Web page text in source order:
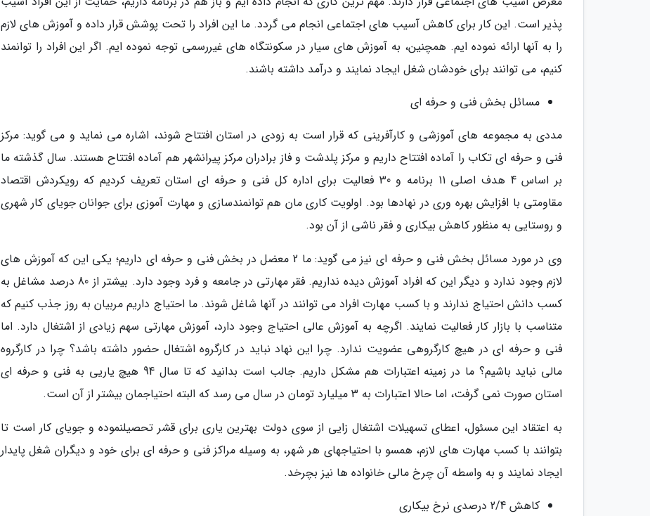
پذیر است. این کار برای کاهش آسیب های اجتماعی انجام می گردد. ما این افراد را تحت پوشش قرار داده و آموزش های لازم
را به آنها ارائه نموده ایم. همچنین، به آموزش های سیار در سکونتگاه های غیررسمی توجه نموده ایم. اگر این افراد را توانمند
کنیم، می توانند برای خودشان شغل ایجاد نمایند و درآمد داشته باشند.
مسائل بخش فنی و حرفه ای
مددی به مجموعه های آموزشی و کارآفرینی که قرار است به زودی در استان افتتاح شوند، اشاره می نماید و می گوید: مرکز
فنی و حرفه ای تکاب را آماده افتتاح داریم و مرکز پلدشت و فاز برادران مرکز پیرانشهر هم آماده افتتاح هستند. سال گذشته ما
بر اساس 4 هدف اصلی 11 برنامه و 30 فعالیت برای اداره کل فنی و حرفه ای استان تعریف کردیم که رویکردش اقتصاد
مقاومتی با افزایش بهره وری در نهادها بود. اولویت کاری مان هم توانمندسازی و مهارت آموزی برای جوانان جویای کار شهری
و روستایی به منظور کاهش بیکاری و فقر ناشی از آن بود.
وی در مورد مسائل بخش فنی و حرفه ای نیز می گوید: ما 2 معضل در بخش فنی و حرفه ای داریم؛ یکی این که آموزش های
لازم وجود ندارد و دیگر این که افراد آموزش دیده نداریم. فقر مهارتی در جامعه و فرد وجود دارد. بیشتر از 80 درصد مشاغل به
کسب دانش احتیاج ندارند و با کسب مهارت افراد می توانند در آنها شاغل شوند. ما احتیاج داریم مربیان به روز جذب کنیم که
متناسب با بازار کار فعالیت نمایند. اگرچه به آموزش عالی احتیاج وجود دارد، آموزش مهارتی سهم زیادی از اشتغال دارد. اما
فنی و حرفه ای در هیچ کارگروهی عضویت ندارد. چرا این نهاد نباید در کارگروه اشتغال حضور داشته باشد؟ چرا در کارگروه
مالی نباید باشیم؟ ما در زمینه اعتبارات هم مشکل داریم. جالب است بدانید که تا سال 94 هیچ یاریی به فنی و حرفه ای
استان صورت نمی گرفت، اما حالا اعتبارات به 3 میلیارد تومان در سال می رسد که البته احتیاجمان بیشتر از آن است.
به اعتقاد این مسئول، اعطای تسهیلات اشتغال زایی از سوی دولت بهترین یاری برای قشر تحصیلنموده و جویای کار است تا
بتوانند با کسب مهارت های لازم، همسو با احتیاجهای هر شهر، به وسیله مراکز فنی و حرفه ای برای خود و دیگران شغل پایدار
ایجاد نمایند و به واسطه آن چرخ مالی خانواده ها نیز بچرخد.
کاهش 2/4 درصدی نرخ بیکاری